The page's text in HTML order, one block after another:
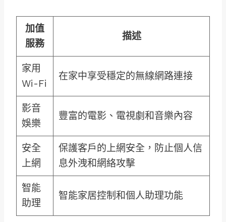
加值
服務
描述
家用
Wi-Fi
在家中享受穩定的無線網路連接
影音
娛樂
豐富的電影、電視劇和音樂內容
安全
上網
保護客戶的上網安全，防止個人信
息外洩和網絡攻擊
智能
助理
智能家居控制和個人助理功能